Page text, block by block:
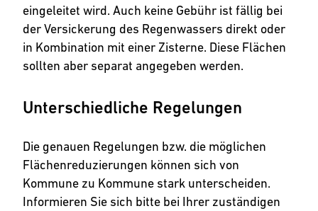
eingeleitet wird. Auch keine Gebühr ist fällig bei
der Versickerung des Regenwassers direkt oder
in Kombination mit einer Zisterne. Diese Flächen
sollten aber separat angegeben werden.
Unterschiedliche Regelungen
Die genauen Regelungen bzw. die möglichen
Flächenreduzierungen können sich von
Kommune zu Kommune stark unterscheiden.
Informieren Sie sich bitte bei Ihrer zuständigen